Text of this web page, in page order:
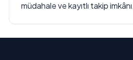
müdahale ve kayıtlı takip imkânı.